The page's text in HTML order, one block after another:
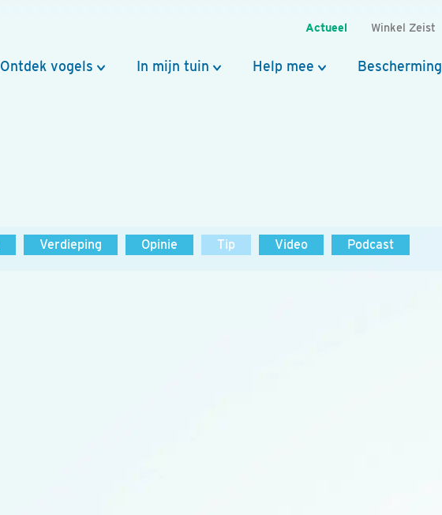
Actueel Winkel Zeist
Ontdek vogels In mijn tuin Help mee Bescherming
Verdieping Opinie Tip Video Podcast